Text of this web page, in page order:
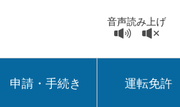
音声読み上げ
申請・手続き 運転免許